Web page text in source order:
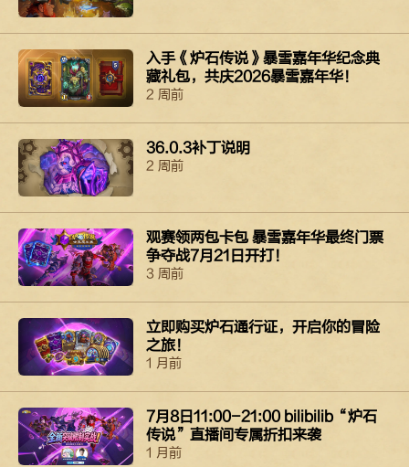
入手《炉石传说》暴雪嘉年华纪念典
藏礼包，共庆2026暴雪嘉年华！
2 周前
36.0.3补丁说明
2 周前
观赛领两包卡包 暴雪嘉年华最终门票
争夺战7月21日开打！
3 周前
立即购买​​​​炉石​通行证，​​​​开启​你​​​​的​​​​冒险
之​​​​旅！​​​​
1 月前
7月8日11:00-21:00 bilibilib“炉石
传说”直播间专属折扣来袭
1 月前